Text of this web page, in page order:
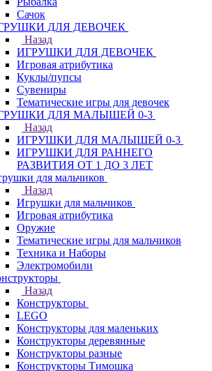
Сачок
ДЛЯ ДЕВОЧЕК
Назад
ИГРУШКИ ДЛЯ ДЕВОЧЕК
Игровая атрибутика
Куклы/пупсы
Сувениры
Тематические игры для девочек
ДЛЯ МАЛЫШЕЙ 0-3
Назад
ИГРУШКИ ДЛЯ МАЛЫШЕЙ 0-3
ИГРУШКИ ДЛЯ РАННЕГО
РАЗВИТИЯ ОТ 1 ДО 3 ЛЕТ
для мальчиков
Назад
Игрушки для мальчиков
Игровая атрибутика
Оружие
Тематические игры для мальчиков
Техника и Наборы
Электромобили
Назад
Конструкторы
LEGO
Конструкторы для маленьких
Конструкторы деревянные
Конструкторы разные
Конструкторы Тимошка